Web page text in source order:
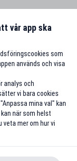
vår app ska
som
används och visa
analys och
vi bara cookies
mina val" kan
när som helst
veta mer om hur vi